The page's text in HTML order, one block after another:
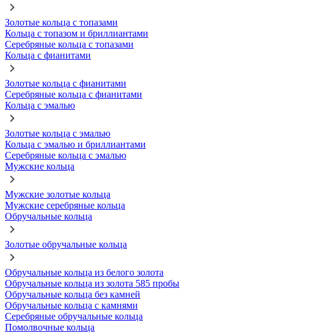
Золотые кольца с топазами
Кольца с топазом и бриллиантами
Серебряные кольца с топазами
Кольца с фианитами
Золотые кольца с фианитами
Серебряные кольца с фианитами
Кольца с эмалью
Золотые кольца с эмалью
Кольца с эмалью и бриллиантами
Серебряные кольца с эмалью
Мужские кольца
Мужские золотые кольца
Мужские серебряные кольца
Обручальные кольца
Золотые обручальные кольца
Обручальные кольца из белого золота
Обручальные кольца из золота 585 пробы
Обручальные кольца без камней
Обручальные кольца с камнями
Серебряные обручальные кольца
Помолвочные кольца